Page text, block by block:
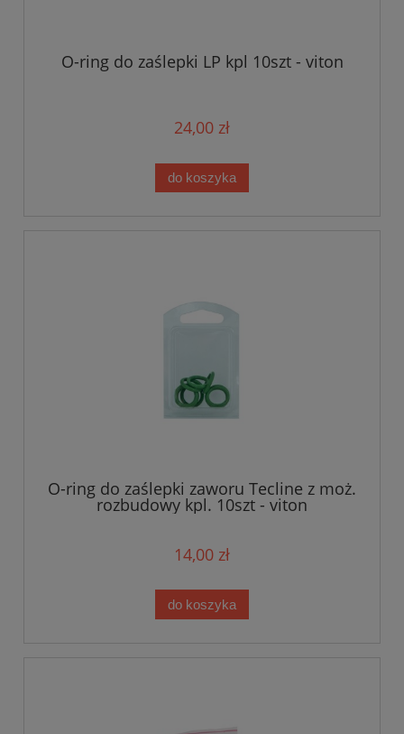
O-ring do zaślepki LP kpl 10szt - viton
24,00 zł
do koszyka
O-ring do zaślepki zaworu Tecline z moż.
rozbudowy kpl. 10szt - viton
14,00 zł
do koszyka